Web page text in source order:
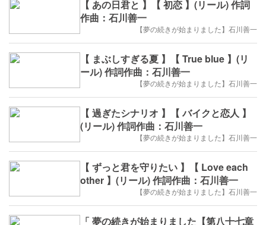
【 あの日君と 】【 初恋 】(リール) 作詞
作曲：石川善一
【夢の続きが始まりました】石川善一
【 まぶしすぎる夏 】【 True blue 】(リ
ール) 作詞作曲：石川善一
【夢の続きが始まりました】石川善一
【 過ぎたシナリオ 】【 バイクと恋人 】
(リール) 作詞作曲：石川善一
【夢の続きが始まりました】石川善一
【 ずっと君を守りたい 】【 Love each
other 】(リール) 作詞作曲：石川善一
【夢の続きが始まりました】石川善一
「 夢の続きが始まりました【第八十七章